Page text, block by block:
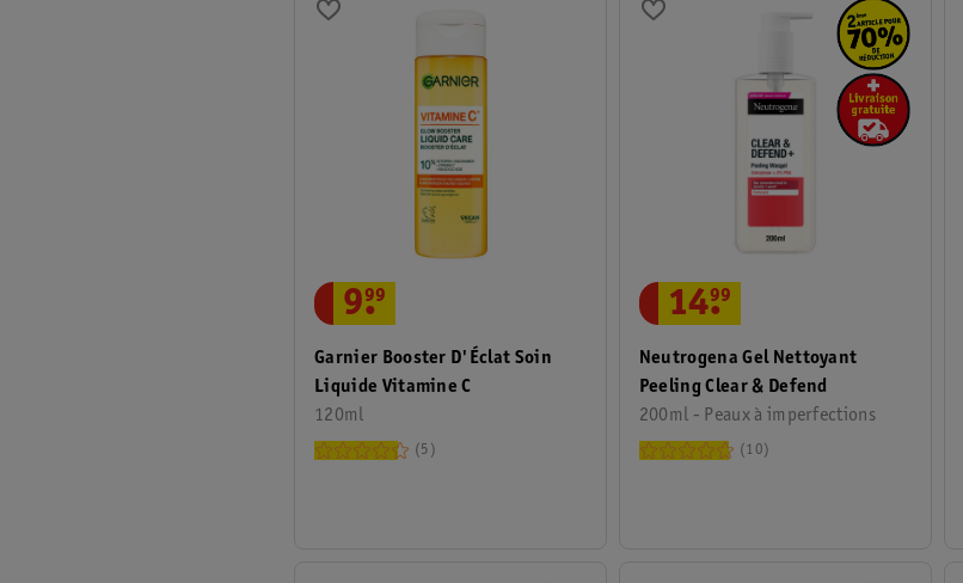
Garnier Booster D'Éclat Soin
Liquide Vitamine C
120ml
9.
99
5
Neutrogena Gel Nettoyant
Peeling Clear & Defend
200ml - Peaux à imperfections
14.
99
10